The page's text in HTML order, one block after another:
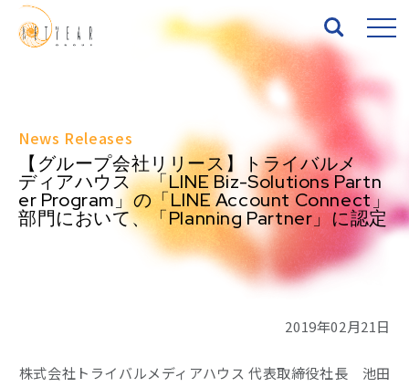
About
Services
News Releases
【グループ会社リリース】トライバルメ
ディアハウス 「LINE Biz-Solutions Partn
er Program」の「LINE Account Connect」
部門において、「Planning Partner」に認定
2019年02月21日
株式会社トライバルメディアハウス 代表取締役社長 池田